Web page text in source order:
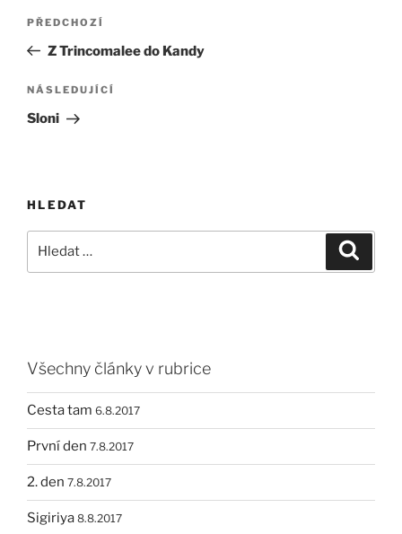
Navigace
příspěvek
Předchozí
příspěvek
PŘEDCHOZÍ
Z Trincomalee do Kandy
Následující
příspěvek
NÁSLEDUJÍCÍ
Sloni
HLEDAT
Všechny články v rubrice
Cesta tam 6.8.2017
První den 7.8.2017
2. den 7.8.2017
Sigiriya 8.8.2017